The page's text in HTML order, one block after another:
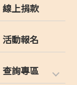
線上捐款
活動報名
查詢專區